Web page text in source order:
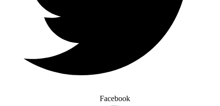
Facebook